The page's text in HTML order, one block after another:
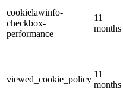
cookielawinfo-
checkbox-
performance
11
months
viewed_cookie_policy
11
months